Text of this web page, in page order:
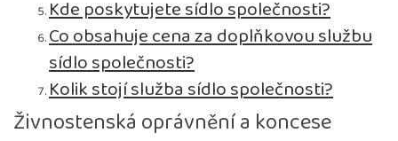
Kde poskytujete sídlo společnosti?
Co obsahuje cena za doplňkovou službu
sídlo společnosti?
Kolik stojí služba sídlo společnosti?
Živnostenská oprávnění a koncese